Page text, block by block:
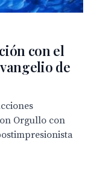
con el
de
Orgullo con